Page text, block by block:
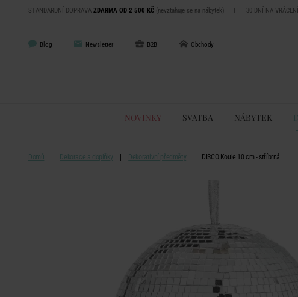
STANDARDNÍ DOPRAVA ZDARMA OD 2 500 KČ (nevztahuje se na nábytek) | 30 DNÍ NA
Blog Newsletter B2B Obchody
NOVINKY SVATBA NÁBYTEK
Domů Dekorace a doplňky Dekorativní předměty DISCO Koule 10 cm - stříbrná